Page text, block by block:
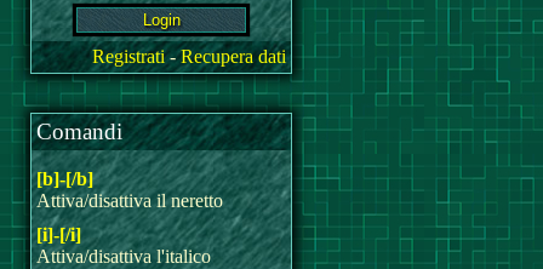
Registrati-Recupera dati
Comandi
[b]-[/b]
Attiva/disattiva il neretto
[i]-[/i]
Attiva/disattiva l'italico